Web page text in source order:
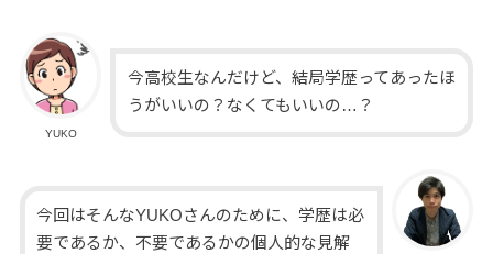
YUKO
今高校生なんだけど、結局学歴ってあったほ
うがいいの？なくてもいいの…？
今回はそんなYUKOさんのために、学歴は必
要であるか、不要であるかの個人的な見解